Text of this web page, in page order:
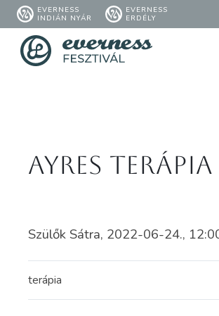
EVERNESS
INDIÁN NYÁR
EVERNESS
ERDÉLY
Ayres
Szülők Sátra, 2022-06-24.,
terápia